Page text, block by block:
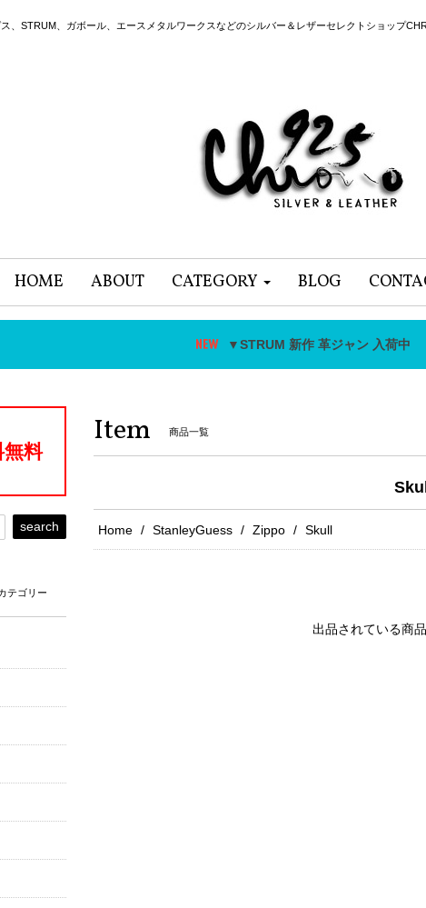
、STRUM、ガボール、エースメタルワークスなどのシルバー＆レザーセレクトショップ
HOME ABOUT CATEGORY BLOG
▼STRUM 新作 革ジャン 入荷中
Item 商品一覧
Skull
Home StanleyGuess Zippo Skull
出品されている商
無料
search
テゴリー